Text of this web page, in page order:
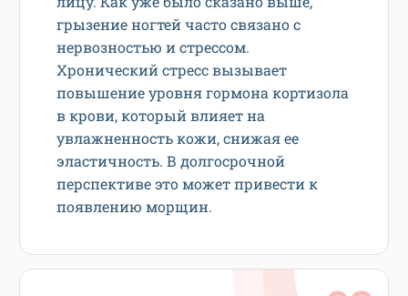
грызение ногтей часто связано с
нервозностью и стрессом.
Хронический стресс вызывает
повышение уровня гормона кортизола
в крови, который влияет на
увлажненность кожи, снижая ее
эластичность. В долгосрочной
перспективе это может привести к
появлению морщин.